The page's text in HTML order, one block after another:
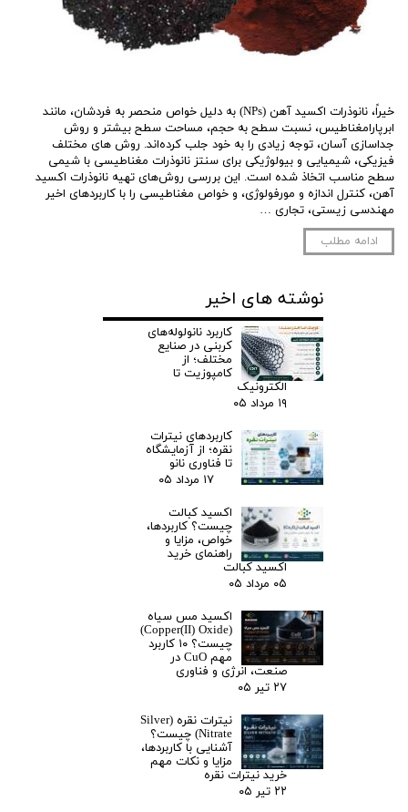
خیراً، نانوذرات اکسید آهن (NPs) به دلیل خواص منحصر به فردشان، مانند
ابرپارامغناطیس، نسبت سطح به حجم، مساحت سطح بیشتر و روش
جداسازی آسان، توجه زیادی را به خود جلب کرده‌اند. روش های مختلف
فیزیکی، شیمیایی و بیولوژیکی برای سنتز نانوذرات مغناطیسی با شیمی
سطح مناسب اتخاذ شده است. این بررسی روش‌های تهیه نانوذرات اکسید
آهن، کنترل اندازه و مورفولوژی، و خواص مغناطیسی را با کاربردهای اخیر
مهندسی زیستی، تجاری …
ادامه مطلب
نوشته های اخیر
کاربرد نانولوله‌های
کربنی در صنایع
مختلف؛ از
کامپوزیت تا
الکترونیک
۱۹ مرداد ۰۵
کاربردهای نیترات
نقره؛ از آزمایشگاه
تا فناوری نانو
۱۷ مرداد ۰۵
اکسید کبالت
چیست؟ کاربردها،
خواص، مزایا و
راهنمای خرید
اکسید کبالت
۰۵ مرداد ۰۵
اکسید مس سیاه
(Copper(II) Oxide)
چیست؟ ۱۰ کاربرد
مهم CuO در
صنعت، انرژی و فناوری
۲۷ تیر ۰۵
نیترات نقره (Silver
Nitrate) چیست؟
آشنایی با کاربردها،
مزایا و نکات مهم
خرید نیترات نقره
۲۲ تیر ۰۵